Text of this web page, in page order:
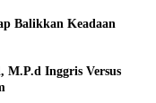
Balikkan Keadaan
Inggris Versus